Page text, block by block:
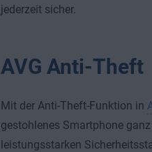
jederzeit sicher.
AVG Anti-Theft
Mit der Anti-Theft-Funktion in
gestohlenes Smartphone
leistungsstarken